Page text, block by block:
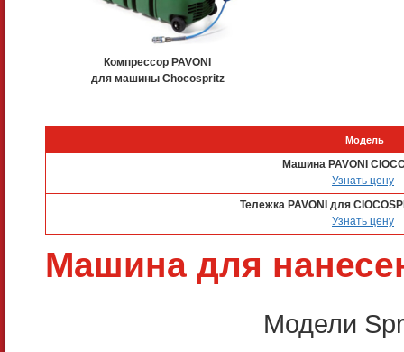
Компрессор PAVONI
для машины Chocospritz
Модель
Машина PAVONI
Узнать цену
Тележка PAVONI для
Узнать цену
Машина для
Модели